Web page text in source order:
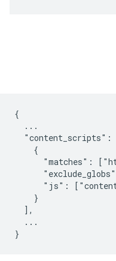
{
  ...
"content_scripts":
    {
"matches":
"js":
    }
  ],
  ...